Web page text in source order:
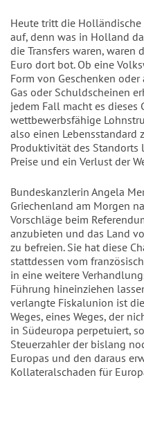
Heute tritt die
auf, denn was in Holland
die Transfers waren, waren
Euro dort bot. Ob eine
Form von Geschenken
Gas oder Schuldscheinen
jedem Fall macht es dieses
wettbewerbsfähige
also einen Lebensstandard
Produktivität des
Preise und ein Verlust der
Bundeskanzlerin Angela
Griechenland am Morgen
Vorschläge beim
anzubieten und das Land
zu befreien. Sie hat diese
stattdessen vom
in eine weitere
Führung hineinziehen
verlangte Fiskalunion ist
Weges, eines Weges, der
in Südeuropa perpetuiert,
Steuerzahler der bislang
Europas und den daraus
Kollateralschaden für